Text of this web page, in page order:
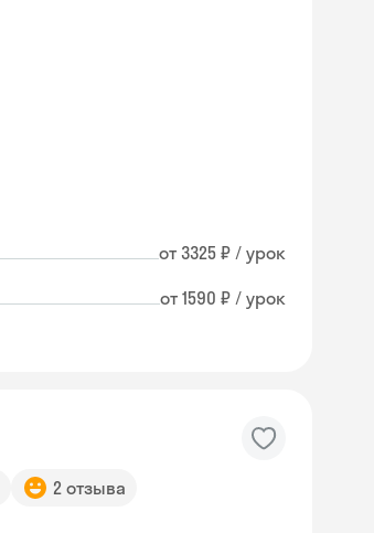
от 3325 ₽ / урок
от 1590 ₽ / урок
2 отзыва